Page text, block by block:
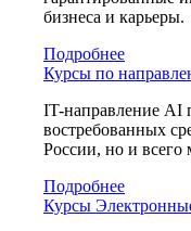
бизнеса и карьеры.
Подробнее
Курсы по
IT-направление AI
востребованных
России, но и всего
Подробнее
Курсы